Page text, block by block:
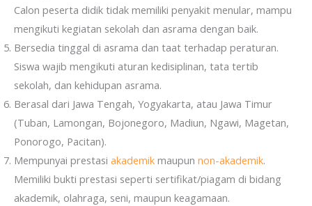
Calon peserta didik tidak memiliki penyakit menular, mampu
mengikuti kegiatan sekolah dan asrama dengan baik.
Bersedia tinggal di asrama dan taat terhadap peraturan.
Siswa wajib mengikuti aturan kedisiplinan, tata tertib
sekolah, dan kehidupan asrama.
Berasal dari Jawa Tengah, Yogyakarta, atau Jawa Timur
(Tuban, Lamongan, Bojonegoro, Madiun, Ngawi, Magetan,
Ponorogo, Pacitan).
Mempunyai prestasi akademik maupun non-akademik.
Memiliki bukti prestasi seperti sertifikat/piagam di bidang
akademik, olahraga, seni, maupun keagamaan.